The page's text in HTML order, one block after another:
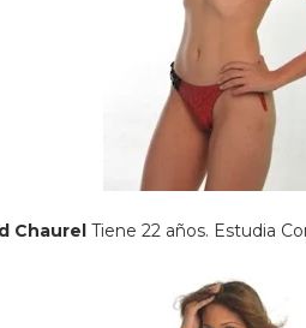
Chaurel Tiene 22 años. Estudia